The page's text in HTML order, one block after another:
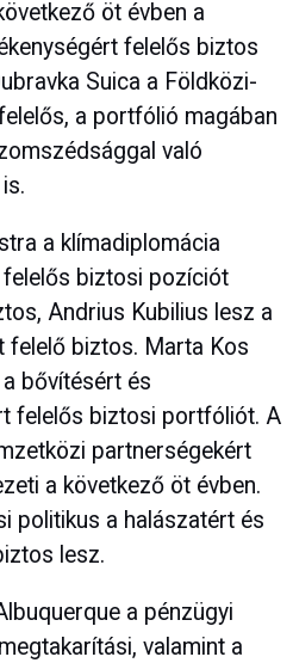
öt évben a
felelős biztos
Suica a Földközi-
a portfólió magában
való
a klímadiplomácia
biztosi pozíciót
Andrius Kubilius lesz a
felelő biztos. Marta Kos
bővítésért és
felelős biztosi portfóliót. A
partnerségekért
a következő öt évben.
politikus a halászatért és
lesz.
a pénzügyi
valamint a